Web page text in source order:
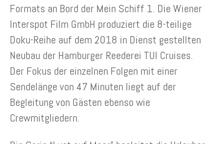
Formats an Bord der Mein Schiff 1. Die Wiener
Interspot Film GmbH produziert die 8-teilige
Doku-Reihe auf dem 2018 in Dienst gestellten
Neubau der Hamburger Reederei TUI Cruises.
Der Fokus der einzelnen Folgen mit einer
Sendelänge von 47 Minuten liegt auf der
Begleitung von Gästen ebenso wie
Crewmitgliedern.